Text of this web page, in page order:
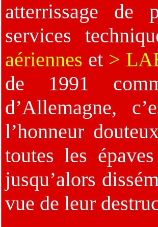
atterrissage de
services
aériennes et >
de 1991
d’Allemagne,
l’honneur
toutes les
jusqu’alors
vue de leur